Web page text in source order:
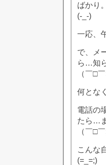
ばかり。
(-_-)
一応、
で、メ
ら…知
（￣□￣
何とな
電話の
たら…
（￣□￣
こんな
(=_=;)